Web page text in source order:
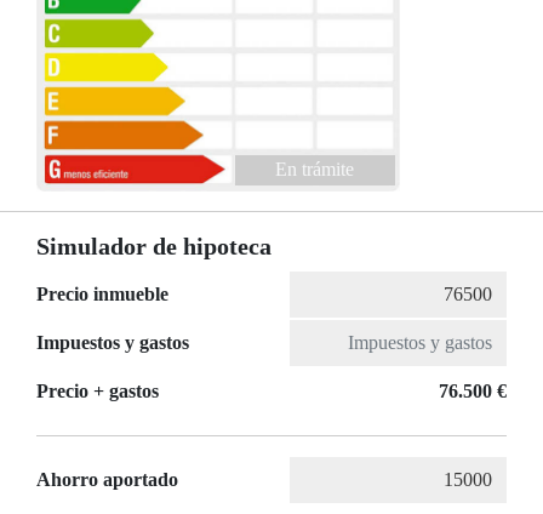
En trámite
Simulador de hipoteca
Precio inmueble
Impuestos y gastos
Precio + gastos 76.500 €
Ahorro aportado